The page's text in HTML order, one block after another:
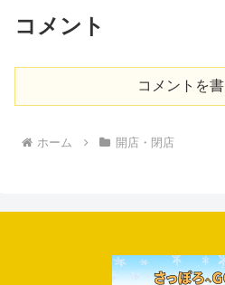
コメント
コメントを
ホーム 開店・閉店